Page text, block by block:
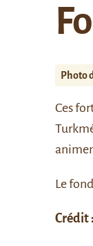
Photo
Ces
Le
Crédit